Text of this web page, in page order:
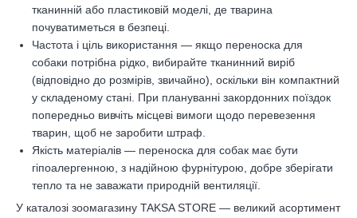
тканинній або пластиковій моделі, де тварина
почуватиметься в безпеці.
Частота і ціль використання — якщо переноска для
собаки потрібна рідко, вибирайте тканинний виріб
(відповідно до розмірів, звичайно), оскільки він компактний
у складеному стані. При плануванні закордонних поїздок
попередньо вивчіть місцеві вимоги щодо перевезення
тварин, щоб не заробити штраф.
Якість матеріалів — переноска для собак має бути
гіпоалергенною, з надійною фурнітурою, добре зберігати
тепло та не заважати природній вентиляції.
У каталозі зоомагазину TAKSA STORE — великий асортимент